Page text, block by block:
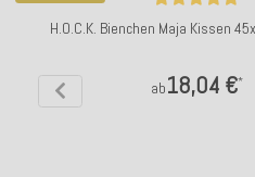
H.O.C.K. Bienchen Maja Kissen
ab18,04 €*